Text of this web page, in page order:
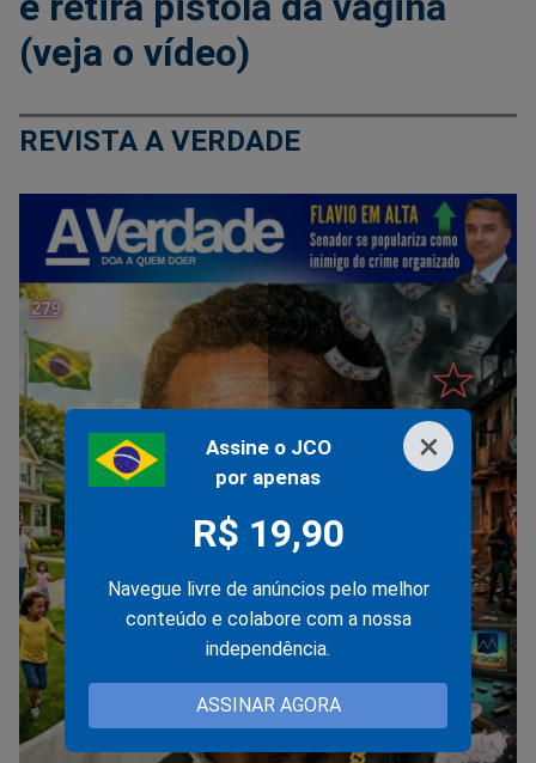
×
Assine o JCO
por apenas
R$ 19,90
Navegue livre de anúncios pelo melhor
conteúdo e colabore com a nossa
independência.
ASSINAR AGORA
(veja o vídeo)
REVISTA A VERDADE